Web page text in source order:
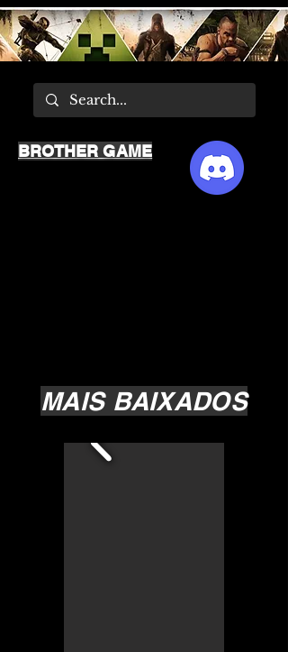
MAIS BAIXADOS
BROTHER GAME